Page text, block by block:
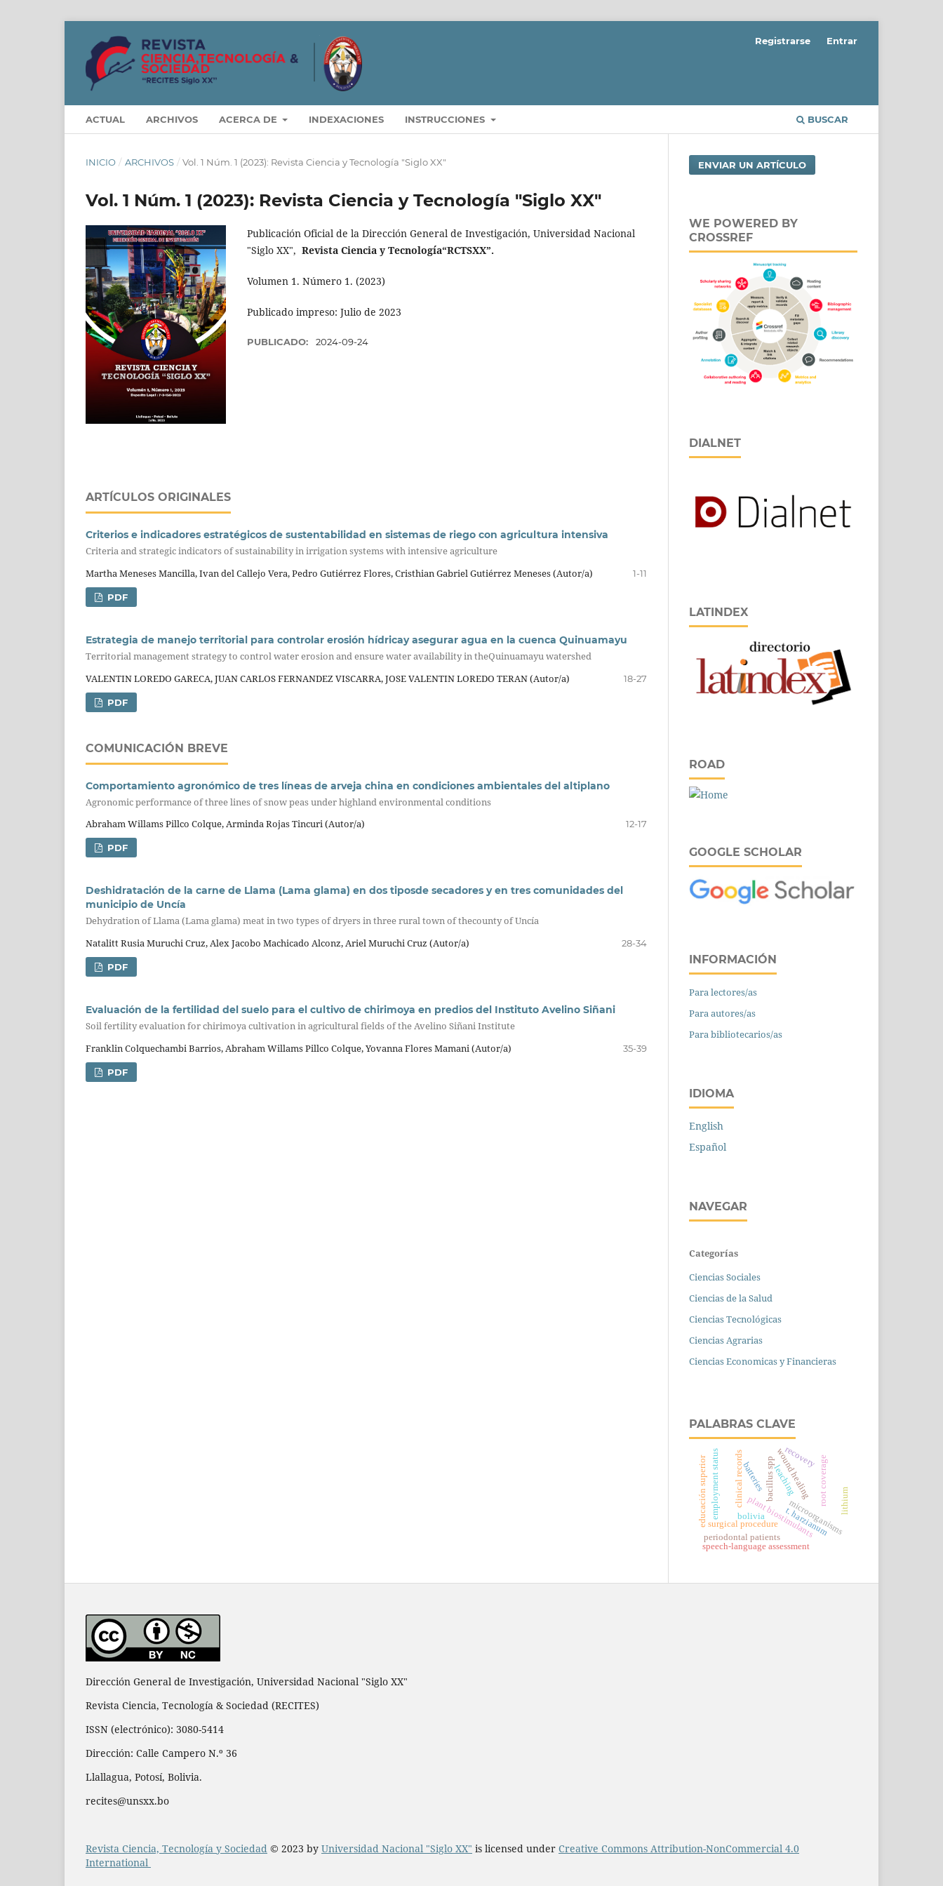
ACTUAL ARCHIVOS ACERCA DE INDEXACIONES INSTRUCCIONES BUSCAR
Registrarse Entrar
INICIO / ARCHIVOS / Vol. 1 Núm. 1 (2023): Revista Ciencia y Tecnología "Siglo XX"
Vol. 1 Núm. 1 (2023): Revista Ciencia y Tecnología "Siglo XX"
Publicación Oficial de la Dirección General de Investigación, Universidad Nacional
"Siglo XX", Revista Ciencia y Tecnología“RCTSXX”.
Volumen 1. Número 1. (2023)
Publicado impreso: Julio de 2023
PUBLICADO: 2024-09-24
ARTÍCULOS ORIGINALES
Criterios e indicadores estratégicos de sustentabilidad en sistemas de riego con agricultura intensiva
Criteria and strategic indicators of sustainability in irrigation systems with intensive agriculture
Martha Meneses Mancilla, Ivan del Callejo Vera, Pedro Gutiérrez Flores, Cristhian Gabriel Gutiérrez Meneses (Autor/a)
1-11
PDF
Estrategia de manejo territorial para controlar erosión hídricay asegurar agua en la cuenca Quinuamayu
Territorial management strategy to control water erosion and ensure water availability in theQuinuamayu watershed
VALENTIN LOREDO GARECA, JUAN CARLOS FERNANDEZ VISCARRA, JOSE VALENTIN LOREDO TERAN (Autor/a)
18-27
PDF
COMUNICACIÓN BREVE
Comportamiento agronómico de tres líneas de arveja china en condiciones ambientales del altiplano
Agronomic performance of three lines of snow peas under highland environmental conditions
Abraham Willams Pillco Colque, Arminda Rojas Tincuri (Autor/a)
12-17
PDF
Deshidratación de la carne de Llama (Lama glama) en dos tiposde secadores y en tres comunidades del
municipio de Uncía
Dehydration of Llama (Lama glama) meat in two types of dryers in three rural town of thecounty of Uncía
Natalitt Rusia Muruchi Cruz, Alex Jacobo Machicado Alconz, Ariel Muruchi Cruz (Autor/a)
28-34
PDF
Evaluación de la fertilidad del suelo para el cultivo de chirimoya en predios del Instituto Avelino Siñani
Soil fertility evaluation for chirimoya cultivation in agricultural fields of the Avelino Siñani Institute
Franklin Colquechambi Barrios, Abraham Willams Pillco Colque, Yovanna Flores Mamani (Autor/a)
35-39
PDF
ENVIAR UN ARTÍCULO
WE POWERED BY
CROSSREF
DIALNET
LATINDEX
ROAD
GOOGLE SCHOLAR
INFORMACIÓN
Para lectores/as
Para autores/as
Para bibliotecarios/as
IDIOMA
English
Español
NAVEGAR
Categorías
Ciencias Sociales
Ciencias de la Salud
Ciencias Tecnológicas
Ciencias Agrarias
Ciencias Economicas y Financieras
PALABRAS CLAVE
plant biostimulants
t. harzianum
bacillus spp
microorganisms
root coverage
wound healing
surgical procedure
periodontal patients
clinical records
speech-language assessment
employment status bolivia
batteries leaching
lithium
recovery
educación superior
Dirección General de Investigación, Universidad Nacional "Siglo XX"
Revista Ciencia, Tecnología & Sociedad (RECITES)
ISSN (electrónico): 3080-5414
Dirección: Calle Campero N.º 36
Llallagua, Potosí, Bolivia.
recites@unsxx.bo
Revista Ciencia, Tecnología y Sociedad © 2023 by Universidad Nacional "Siglo XX" is licensed under Creative Commons Attribution-NonCommercial 4.0
International